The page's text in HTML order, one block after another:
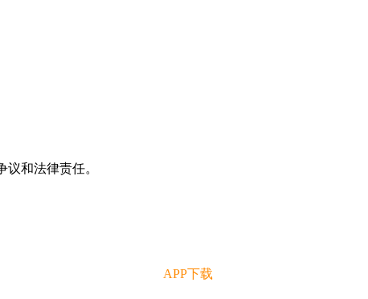
和法律责任。
APP下载